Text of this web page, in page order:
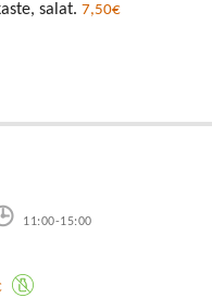
salat. 7,50€
11:00-15:00